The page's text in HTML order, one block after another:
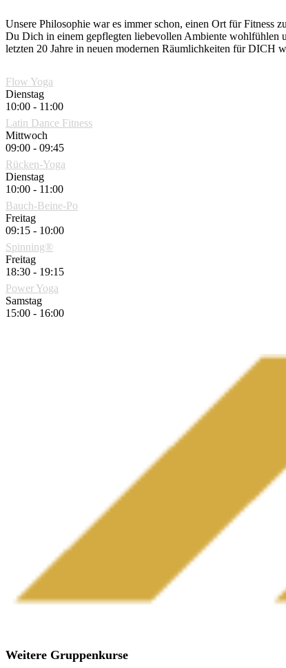
Unsere Philosophie war es immer schon, einen Ort für Fitness
Du Dich in einem gepflegten liebevollen Ambiente wohlfühlen
letzten 20 Jahre in neuen modernen Räumlichkeiten für DICH
Flow Yoga
Dienstag
10:00 - 11:00
Latin Dance Fitness
Mittwoch
09:00 - 09:45
Rücken-Yoga
Dienstag
10:00 - 11:00
Bauch-Beine-Po
Freitag
09:15 - 10:00
Spinning®
Freitag
18:30 - 19:15
Power Yoga
Samstag
15:00 - 16:00
Weitere Gruppenkurse